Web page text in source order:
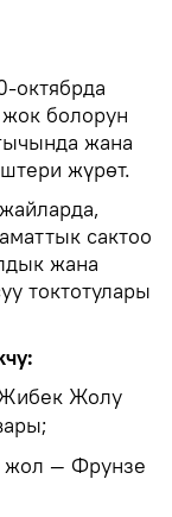
октябрда
болорун
жана
жүрөт.
сактоо
жана
токтотулары
Жолу
жол — Фрунзе